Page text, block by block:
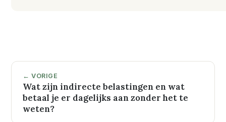
← VORIGE
Wat zijn indirecte belastingen en wat
betaal je er dagelijks aan zonder het te
weten?